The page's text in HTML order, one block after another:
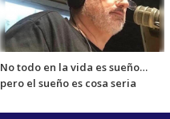
No todo en la vida es sueño…
pero el sueño es cosa seria